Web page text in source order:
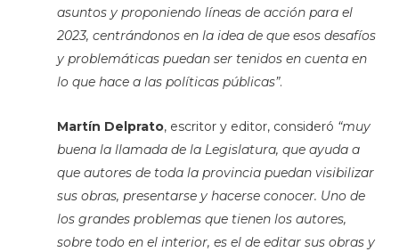
asuntos y proponiendo líneas de acción para el
2023, centrándonos en la idea de que esos desafíos
y problemáticas puedan ser tenidos en cuenta en
lo que hace a las políticas públicas”.
Martín Delprato, escritor y editor, consideró “muy
buena la llamada de la Legislatura, que ayuda a
que autores de toda la provincia puedan visibilizar
sus obras, presentarse y hacerse conocer. Uno de
los grandes problemas que tienen los autores,
sobre todo en el interior, es el de editar sus obras y